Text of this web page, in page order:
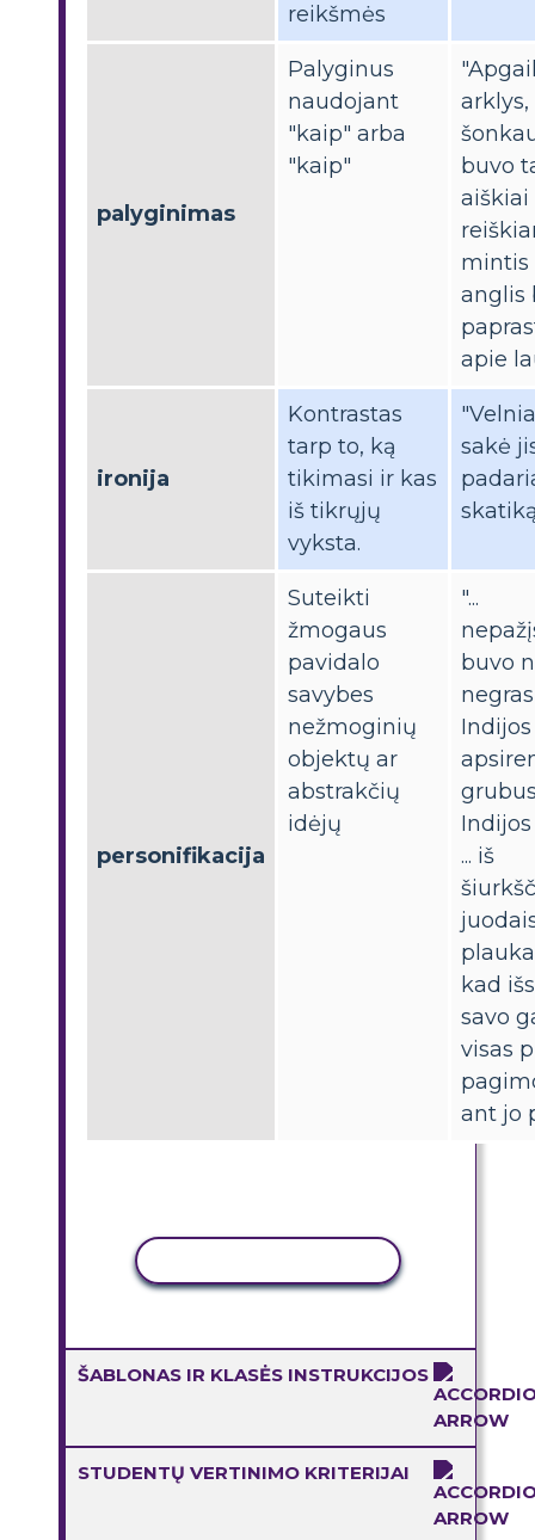
reikšmės
palyginimas
Palyginus
naudojant
"kaip" arba
"kaip"
buvo
aiškiai
mintis
anglis
apie
ironija
Kontrastas
tarp to, ką
tikimasi ir kas
iš tikrųjų
vyksta.
sakė
personifikacija
Suteikti
žmogaus
pavidalo
savybes
nežmoginių
objektų ar
abstrakčių
idėjų
"...
buvo
Indijos
... iš
kad
savo
visas
ant jo
ŠABLONAS IR KLASĖS INSTRUKCIJOS
STUDENTŲ VERTINIMO KRITERIJAI